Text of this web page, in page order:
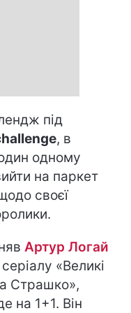
під
, в
одному
на паркет
своєї
Артур Логай
«Великі
Страшко»,
на 1+1. Він